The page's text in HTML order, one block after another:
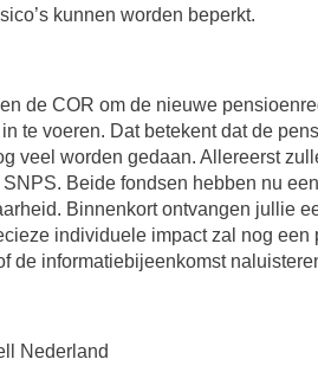
kunnen worden beperkt.
de COR om de nieuwe
te voeren. Dat betekent dat de
veel worden gedaan. Allereerst
Beide fondsen hebben nu
Binnenkort ontvangen jullie
individuele impact zal nog
de informatiebijeenkomst
Nederland